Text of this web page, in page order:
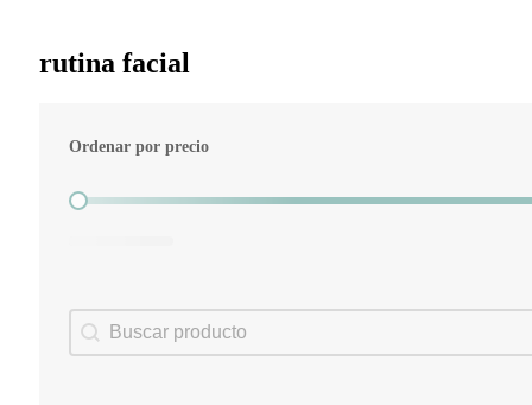
rutina facial
Ordenar por precio
Ordenar por precio
Buscador
Search content